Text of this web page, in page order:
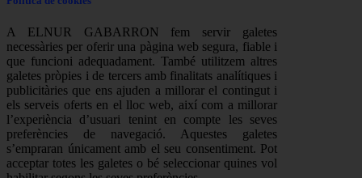
A ELNUR GABARRON fem servir galetes
necessàries per oferir una pàgina web segura, fiable i
que funcioni adequadament. També utilitzem altres
galetes pròpies i de tercers amb finalitats analítiques i
publicitàries que ens ajuden a millorar el contingut i
els serveis oferts en el lloc web, així com a millorar
l’experiència d’usuari tenint en compte les seves
preferències de navegació. Aquestes galetes
s’empraran únicament amb el seu consentiment. Pot
acceptar totes les galetes o bé seleccionar quines vol